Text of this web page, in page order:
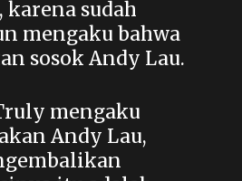
sudah
mengaku bahwa
sosok Andy Lau.
mengaku
Andy Lau,